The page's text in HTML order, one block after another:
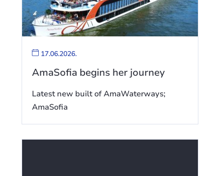
17.06.2026.
AmaSofia begins her journey
Latest new built of AmaWaterways;
AmaSofia